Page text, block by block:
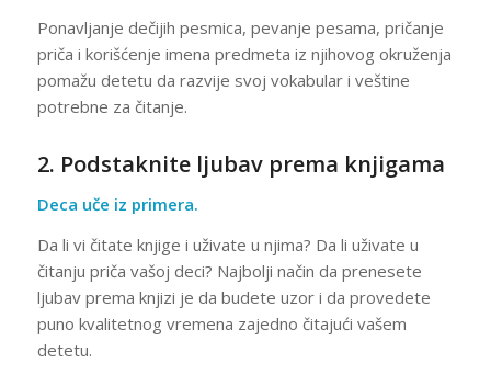
Ponavljanje dečijih pesmica, pevanje pesama, pričanje
priča i korišćenje imena predmeta iz njihovog okruženja
pomažu detetu da razvije svoj vokabular i veštine
potrebne za čitanje.
2. Podstaknite ljubav prema knjigama
Deca uče iz primera.
Da li vi čitate knjige i uživate u njima? Da li uživate u
čitanju priča vašoj deci? Najbolji način da prenesete
ljubav prema knjizi je da budete uzor i da provedete
puno kvalitetnog vremena zajedno čitajući vašem
detetu.